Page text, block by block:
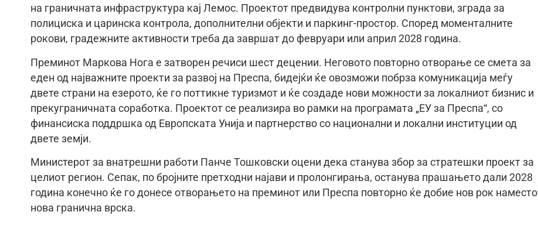
на граничната инфраструктура кај Лемос. Проектот предвидува контролни пунктови, зграда за
полициска и царинска контрола, дополнителни објекти и паркинг-простор. Според моменталните
рокови, градежните активности треба да завршат до февруари или април 2028 година.
Преминот Маркова Нога е затворен речиси шест децении. Неговото повторно отворање се смета за
еден од најважните проекти за развој на Преспа, бидејќи ќе овозможи побрза комуникација меѓу
двете страни на езерото, ќе го поттикне туризмот и ќе создаде нови можности за локалниот бизнис и
прекуграничната соработка. Проектот се реализира во рамки на програмата „ЕУ за Преспа“, со
финансиска поддршка од Европската Унија и партнерство со национални и локални институции од
двете земји.
Министерот за внатрешни работи Панче Тошковски оцени дека станува збор за стратешки проект за
целиот регион. Сепак, по бројните претходни најави и пролонгирања, останува прашањето дали 2028
година конечно ќе го донесе отворањето на преминот или Преспа повторно ќе добие нов рок наместо
нова гранична врска.